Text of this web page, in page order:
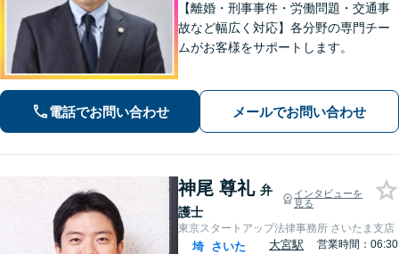
【離婚・刑事事件・労働問題・交通事
故など幅広く対応】各分野の専門チー
ムがお客様をサポートします。
電話でお問い合わせ メールでお問い合わせ
神尾 尊礼 弁
護士
インタビューを
見る
東京スタートアップ法律事務所 さいたま支店
埼 さいた
大宮駅
営業時間：06:30